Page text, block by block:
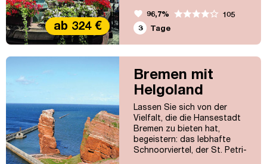
Wolkenkratzer des
Bankenviertels in den Himmel
ragen, verzaubern auf der
anderen Seite der historische
Römerberg und die
charmante, rekonstruierte
„Neue Frankfurter Altstadt“
mit ihren verwinkelten
ab 324 €
favorite 96,7%
105
3
Tage
Bremen mit
Helgoland
Lassen Sie sich von der
Vielfalt, die die Hansestadt
Bremen zu bieten hat,
begeistern: das lebhafte
Schnoorviertel, der St. Petri-